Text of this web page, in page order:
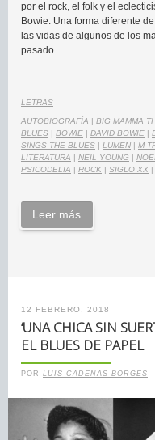
por el rock, el folk y el
Bowie. Una forma diferente
las vidas de algunos de los
pasado.
LETRAS
AUTOBIOGRAFÍA | BIG MAMMA
BLUES | BOWIE | DAVID BOWIE |
SINGS THE BLUES | LUMEN | M
LITERATURA | NEIL YOUNG |
PSICODELIA | ROCK | SIGLO XX |
Leer más
12 FEBRERO, 2018
‘UNA CHICA SIN
EL BLUES DE PAPEL
POR LUIS CADENAS BORGES